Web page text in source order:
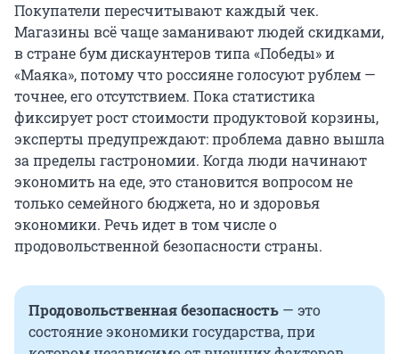
Покупатели пересчитывают каждый чек.
Магазины всё чаще заманивают людей скидками,
в стране бум дискаунтеров типа «Победы» и
«Маяка», потому что россияне голосуют рублем —
точнее, его отсутствием. Пока статистика
фиксирует рост стоимости продуктовой корзины,
эксперты предупреждают: проблема давно вышла
за пределы гастрономии. Когда люди начинают
экономить на еде, это становится вопросом не
только семейного бюджета, но и здоровья
экономики. Речь идет в том числе о
продовольственной безопасности страны.
Продовольственная безопасность — это
состояние экономики государства, при